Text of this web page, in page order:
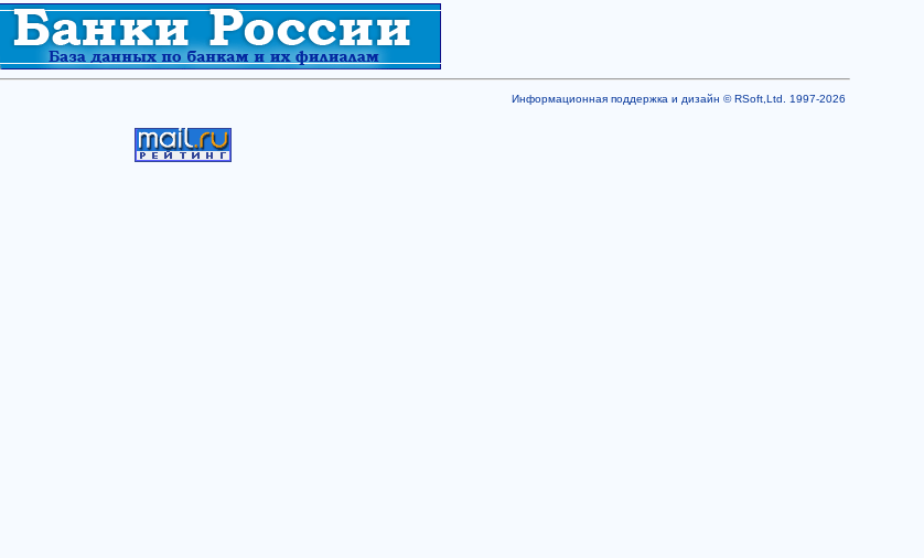
Информационная поддержка и дизайн © RSoft,Ltd. 1997-2026